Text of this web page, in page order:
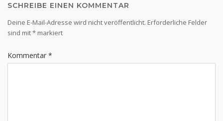
SCHREIBE EINEN KOMMENTAR
Deine E-Mail-Adresse wird nicht veröffentlicht. Erforderliche Felder
sind mit* markiert
Kommentar *